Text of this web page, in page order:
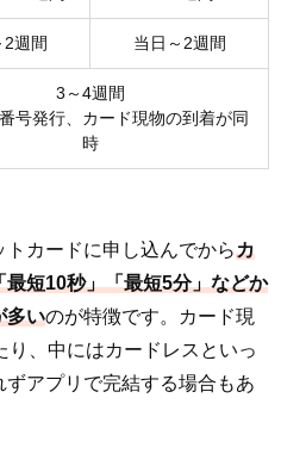
2週間 当日～2週間
3～4週間
号発行、カード現物の到着が同
時
カードに申し込んでからカ
短10秒」「最短5分」などか
多いのが特徴です。カード現
、中にはカードレスといっ
アプリで完結する場合もあ